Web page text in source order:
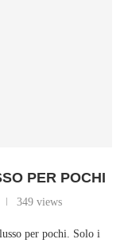
PER POCHI
349 views
per pochi. Solo i